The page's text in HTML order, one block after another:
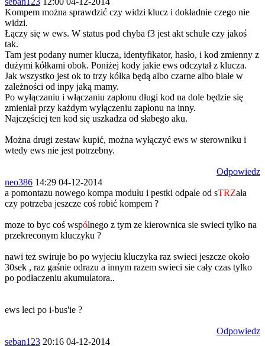
Kompem można sprawdzić czy widzi klucz i dokładnie czego nie
widzi.
Łączy się w ews. W status pod chyba f3 jest akt schule czy jakoś
tak.
Tam jest podany numer klucza, identyfikator, hasło, i kod zmienny z
dużymi kółkami obok. Poniżej kody jakie ews odczytał z klucza.
Jak wszystko jest ok to trzy kółka będą albo czarne albo białe w
zależności od inpy jaką mamy.
Po wyłączaniu i włączaniu zapłonu długi kod na dole będzie się
zmieniał przy każdym wyłączeniu zapłonu na inny.
Najczęściej ten kod się uszkadza od słabego aku.
Można drugi zestaw kupić, można wyłączyć ews w sterowniku i
wtedy ews nie jest potrzebny.
Odpowiedz
neo386 14:29 04-12-2014
a pomontazu nowego kompa modułu i pestki odpale od sTRZała
czy potrzeba jeszcze coś robić kompem ?
moze to byc coś wspólnego z tym ze kierownica sie swieci tylko na
przekreconym kluczyku ?
nawi też swiruje bo po wyjeciu kluczyka raz swieci jeszcze około
30sek , raz gaśnie odrazu a innym razem swieci sie cały czas tylko
po podłaczeniu akumulatora..
ews leci po i-bus'ie ?
Odpowiedz
seban123 20:16 04-12-2014